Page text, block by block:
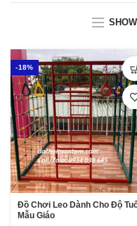
-18%
Đồ Chơi Leo Dành Cho Độ
Mẫu Giáo